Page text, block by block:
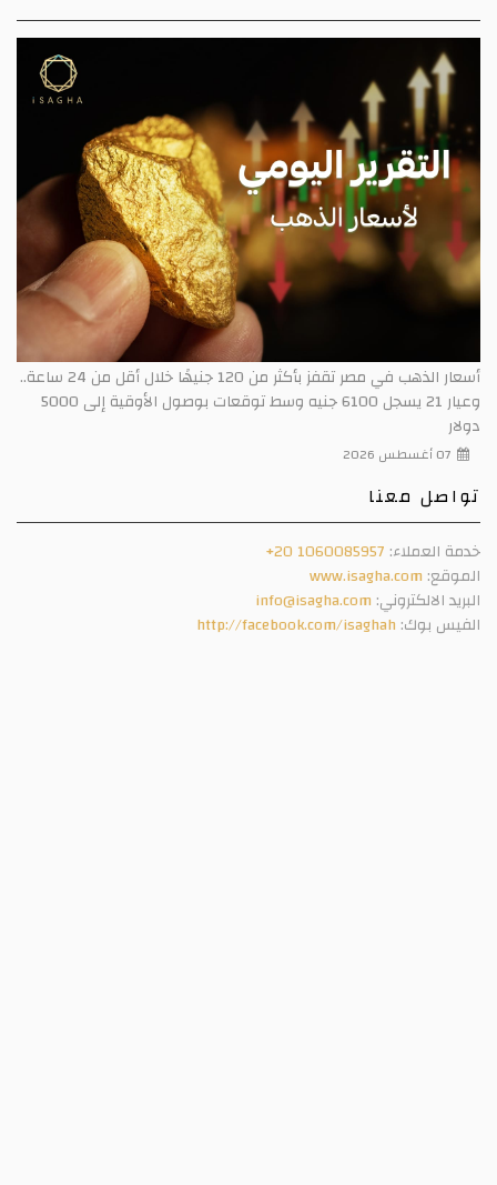
أسعار الذهب في مصر تقفز بأكثر من 120 جنيهًا خلال أقل من 24 ساعة..
وعيار 21 يسجل 6100 جنيه وسط توقعات بوصول الأوقية إلى 5000
دولار
07 أغسطس 2026
تواصل معنا
خدمة العملاء: +20 1060085957
الموقع: www.isagha.com
البريد الالكتروني: info@isagha.com
الفيس بوك: http://facebook.com/isaghah